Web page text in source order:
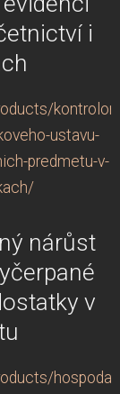
i
ustavu-
predmetu-v-
nárůst
v